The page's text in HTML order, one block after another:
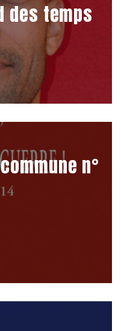
des temps
n°